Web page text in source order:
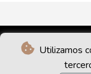
Utilizamos